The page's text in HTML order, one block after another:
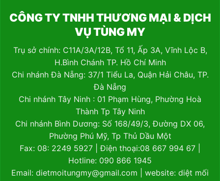
CÔNG TY TNHH THƯƠNG MẠI & DỊCH
VỤ TÙNG MY
Trụ sở chính: C11A/3A/12B, Tổ 11, Ấp 3A, Vĩnh Lộc B,
H.Bình Chánh TP. Hồ Chí Minh
Chi nhánh Đà Nẵng: 37/1 Tiểu La, Quận Hải Châu, TP.
Đà Nẵng
Chi nhánh Tây Ninh : 01 Phạm Hùng, Phường Hoà
Thành Tp Tây Ninh
Chi nhánh Bình Dương: Số 168/49/3, Đường DX 06,
Phường Phú Mỹ, Tp Thủ Dầu Một
Fax: 08: 2249 5927 | Điện thoại:08 667 994 67 |
Hotline: 090 866 1945
Email: dietmoitungmy@gmail.com | website: diệt mối